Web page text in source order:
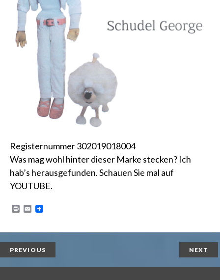
Registernummer 302019018004
Was mag wohl hinter dieser Marke stecken? Ich
hab’s herausgefunden. Schauen Sie mal auf
YOUTUBE.
P
n
E
i
PREVIOUS NEXT